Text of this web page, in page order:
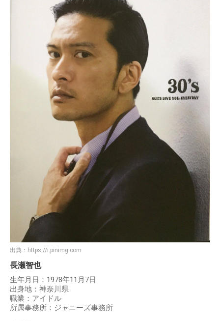
出典： https://i.pinimg.com
長瀬智也
生年月日：1978年11月7日
出身地：神奈川県
職業：アイドル
所属事務所：ジャニーズ事務所